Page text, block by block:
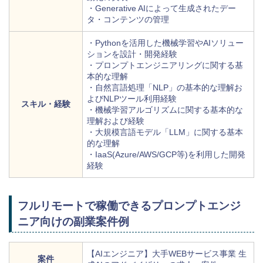
・Generative AIによって生成されたデー
タ・コンテンツの管理
スキル・経験
・Pythonを活用した機械学習やAIソリュー
ションを設計・開発経験
・プロンプトエンジニアリングに関する基
本的な理解
・自然言語処理「NLP」の基本的な理解お
よびNLPツール利用経験
・機械学習アルゴリズムに関する基本的な
理解および経験
・大規模言語モデル「LLM」に関する基本
的な理解
・IaaS(Azure/AWS/GCP等)を利用した開発
経験
フルリモートで稼働できるプロンプトエンジ
ニア向けの副業案件例
案件
【AIエンジニア】大手WEBサービス事業 生